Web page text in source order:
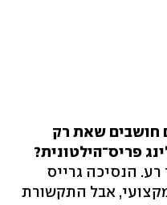
חושבים שאת רק
פריס־הילטונית?
הנסיכה גרייס
אבל התקשורת